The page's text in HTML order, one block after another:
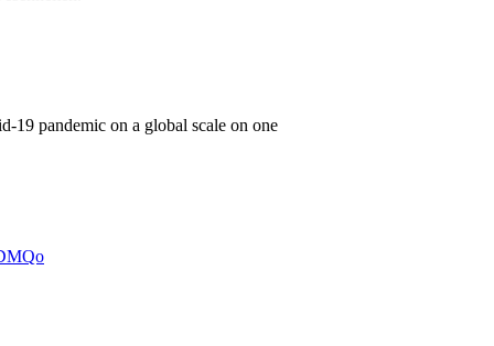
19 pandemic on a global scale on one